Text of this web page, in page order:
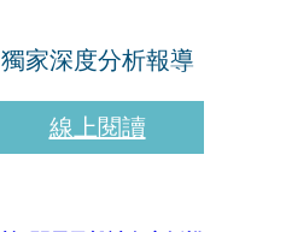
獨家深度分析報導
線上閱讀